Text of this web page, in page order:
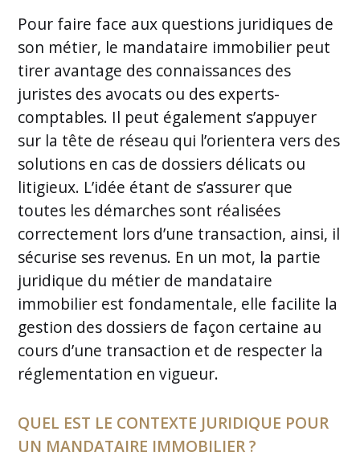
Pour faire face aux questions juridiques de
son métier, le mandataire immobilier peut
tirer avantage des connaissances des
juristes des avocats ou des experts-
comptables. Il peut également s’appuyer
sur la tête de réseau qui l’orientera vers des
solutions en cas de dossiers délicats ou
litigieux. L’idée étant de s’assurer que
toutes les démarches sont réalisées
correctement lors d’une transaction, ainsi, il
sécurise ses revenus. En un mot, la partie
juridique du métier de mandataire
immobilier est fondamentale, elle facilite la
gestion des dossiers de façon certaine au
cours d’une transaction et de respecter la
réglementation en vigueur.
QUEL EST LE CONTEXTE JURIDIQUE POUR
UN MANDATAIRE IMMOBILIER ?